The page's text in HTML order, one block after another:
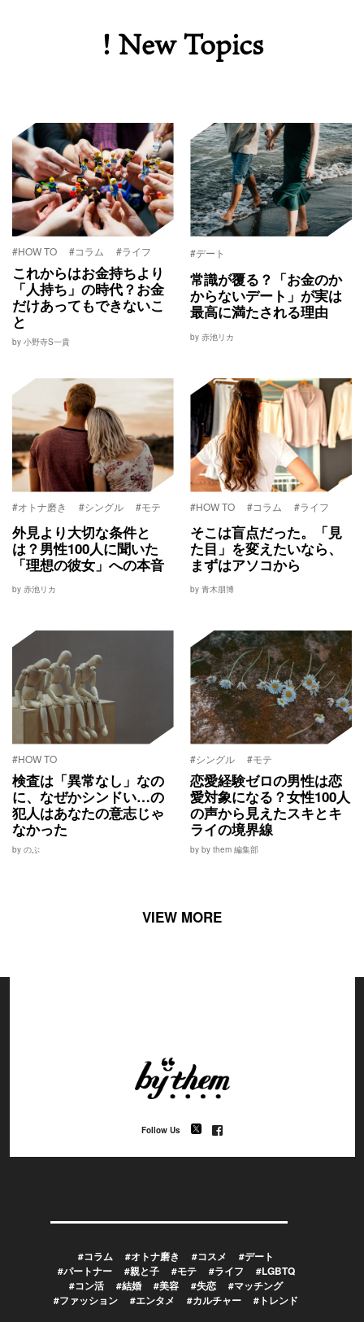
! New Topics
#HOW TO #コラム #ライフ
これからはお金持ちより
「人持ち」の時代？お金
だけあってもできないこ
と
by 小野寺S一貴
#デート
常識が覆る？「お金のか
からないデート」が実は
最高に満たされる理由
by 赤池リカ
#オトナ磨き #シングル #モテ
外見より大切な条件と
は？男性100人に聞いた
「理想の彼女」への本音
by 赤池リカ
#HOW TO #コラム #ライフ
そこは盲点だった。「見
た目」を変えたいなら、
まずはアソコから
by 青木朋博
#HOW TO
検査は「異常なし」なの
に、なぜかシンドい…の
犯人はあなたの意志じゃ
なかった
by のぶ
#シングル #モテ
恋愛経験ゼロの男性は恋
愛対象になる？女性100人
の声から見えたスキとキ
ライの境界線
by by them 編集部
VIEW MORE
Follow Us
#コラム #オトナ磨き #コスメ
#デート
#パートナー
#親と子 #モテ #ライフ
#LGBTQ
#コン活
#結婚 #美容 #失恋
#マッチング
#ファッション
#エンタメ #カルチャー #トレンド